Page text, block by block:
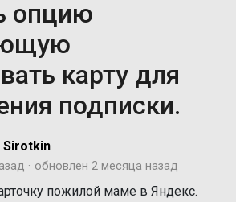
опцию
карту для
подписки.
Sirotkin
обновлен 2 месяца назад
пожилой маме в Яндекс.